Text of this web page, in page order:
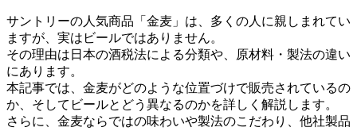
サントリーの人気商品「金麦」は、多くの人に親しまれてい
ますが、実はビールではありません。
その理由は日本の酒税法による分類や、原材料・製法の違い
にあります。
本記事では、金麦がどのような位置づけで販売されているの
か、そしてビールとどう異なるのかを詳しく解説します。
さらに、金麦ならではの味わいや製法のこだわり、他社製品